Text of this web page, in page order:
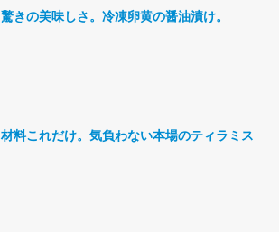
驚きの美味しさ。冷凍卵黄の醤油漬け。
材料これだけ。気負わない本場のティラミス。